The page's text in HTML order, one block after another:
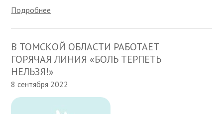
Подробнее
В ТОМСКОЙ ОБЛАСТИ РАБОТАЕТ
ГОРЯЧАЯ ЛИНИЯ «БОЛЬ ТЕРПЕТЬ
НЕЛЬЗЯ!»
8 сентября 2022